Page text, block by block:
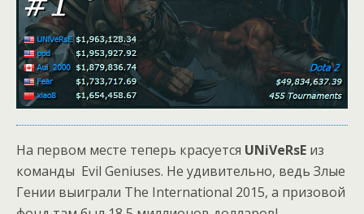
На первом месте теперь красуется UNiVeRsE из
команды Evil Geniuses. Не удивительно, ведь Злые
Гении выиграли The International 2015, а призовой